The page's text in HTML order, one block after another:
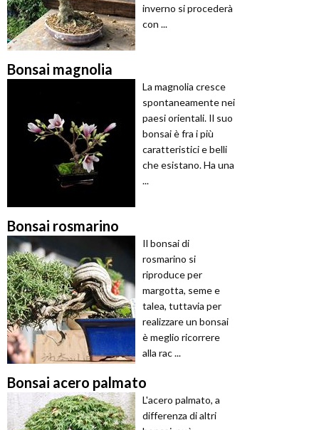
inverno si procederà
con ...
Bonsai magnolia
La magnolia cresce
spontaneamente nei
paesi orientali. Il suo
bonsai è fra i più
caratteristici e belli
che esistano. Ha una
...
Bonsai rosmarino
Il bonsai di
rosmarino si
riproduce per
margotta, seme e
talea, tuttavia per
realizzare un bonsai
è meglio ricorrere
alla rac ...
Bonsai acero palmato
L'acero palmato, a
differenza di altri